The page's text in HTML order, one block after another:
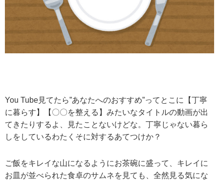
You Tube見てたら”あなたへのおすすめ”ってとこに【丁寧
に暮らす】【〇〇を整える】みたいなタイトルの動画が出
てきたりするよ、見たことないけどな。丁寧じゃない暮ら
しをしているわたくそに対するあてつけか？
ご飯をキレイな山になるようにお茶碗に盛って、キレイに
お皿が並べられた食卓のサムネを見ても、全然見る気にな